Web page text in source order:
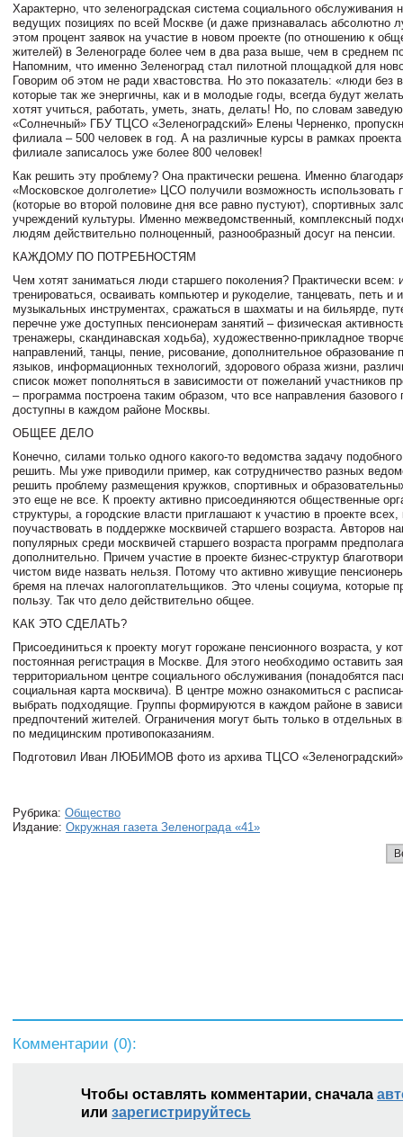
Характерно, что зеленоградская система социального обслуживания
ведущих позициях по всей Москве (и даже признавалась абсолютно
этом процент заявок на участие в новом проекте (по отношению к
жителей) в Зеленограде более чем в два раза выше, чем в среднем
Напомним, что именно Зеленоград стал пилотной площадкой для
Говорим об этом не ради хвастовства. Но это показатель: «люди без
которые так же энергичны, как и в молодые годы, всегда будут
хотят учиться, работать, уметь, знать, делать! Но, по словам
«Солнечный» ГБУ ТЦСО «Зеленоградский» Елены Черненко,
филиала – 500 человек в год. А на различные курсы в рамках
филиале записалось уже более 800 человек!
Как решить эту проблему? Она практически решена. Именно
«Московское долголетие» ЦСО получили возможность использовать
(которые во второй половине дня все равно пустуют), спортивных
учреждений культуры. Именно межведомственный, комплексный
людям действительно полноценный, разнообразный досуг на пенсии.
КАЖДОМУ ПО ПОТРЕБНОСТЯМ
Чем хотят заниматься люди старшего поколения? Практически всем:
тренироваться, осваивать компьютер и рукоделие, танцевать, петь и
музыкальных инструментах, сражаться в шахматы и на бильярде,
перечне уже доступных пенсионерам занятий – физическая
тренажеры, скандинавская ходьба), художественно-прикладное
направлений, танцы, пение, рисование, дополнительное образование
языков, информационных технологий, здорового образа жизни,
список может пополняться в зависимости от пожеланий участников
– программа построена таким образом, что все направления базового
доступны в каждом районе Москвы.
ОБЩЕЕ ДЕЛО
Конечно, силами только одного какого-то ведомства задачу
решить. Мы уже приводили пример, как сотрудничество разных
решить проблему размещения кружков, спортивных и
это еще не все. К проекту активно присоединяются общественные
структуры, а городские власти приглашают к участию в проекте всех,
поучаствовать в поддержке москвичей старшего возраста. Авторов
популярных среди москвичей старшего возраста программ
дополнительно. Причем участие в проекте бизнес-структур
чистом виде назвать нельзя. Потому что активно живущие
бремя на плечах налогоплательщиков. Это члены социума, которые
пользу. Так что дело действительно общее.
КАК ЭТО СДЕЛАТЬ?
Присоединиться к проекту могут горожане пенсионного возраста, у
постоянная регистрация в Москве. Для этого необходимо оставить
территориальном центре социального обслуживания (понадобятся
социальная карта москвича). В центре можно ознакомиться с
выбрать подходящие. Группы формируются в каждом районе в
предпочтений жителей. Ограничения могут быть только в отдельных
по медицинским противопоказаниям.
Подготовил Иван ЛЮБИМОВ фото из архива ТЦСО «Зеленоградский»
Рубрика: Общество
Издание: Окружная газета Зеленограда «41»
Комментарии (0):
Чтобы оставлять комментарии, сначала
или зарегистрируйтесь